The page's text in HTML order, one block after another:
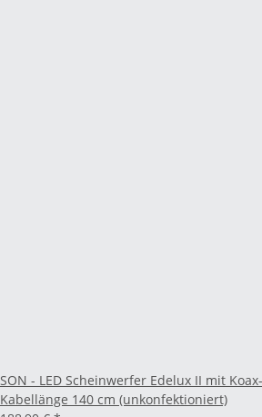
SON - LED Scheinwerfer Edelux II mit
Kabellänge 140 cm (unkonfektioniert)